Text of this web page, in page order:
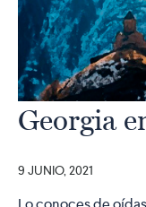
Georgia
9 JUNIO, 2021